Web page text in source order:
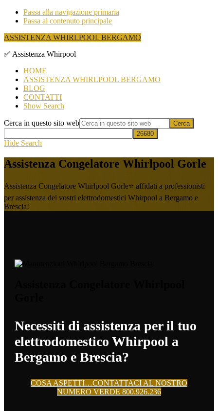
Passa alla navigazione primaria
Passa al contenuto principale
ASSISTENZA WHIRLPOOL BERGAMO
✅ Assistenza Whirpool
HOME
ASSISTENZA WHIRLPOOL BERGAMO
BLOG
CONTATTI
Show Search
Cerca in questo sito web
Hide Search
Assistenza Congelatore Whirlpool Gorle
Assistenza Congelatore Whirlpool Gorle⭐ affidati a professionisti
per assistenza dei vostri elettrodomestici Whirpool a Bergamo e
Brescia!
Necessiti di assistenza per il tuo
elettrodomestico Whirpool a
Bergamo e Brescia?
COSA ASPETTI…CONTATTACI AL NOSTRO
NUMERO VERDE 800.926.236